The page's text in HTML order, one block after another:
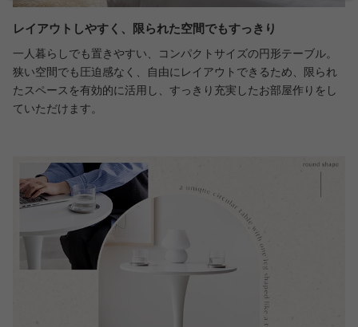
レイアウトしやすく、限られた空間でもすっきり
一人暮らしでも置きやすい、コンパクトサイズの円形テーブル。
狭い空間でも圧迫感なく、自由にレイアウトできるため、限られ
たスペースを有効的に活用し、すっきり充実したお部屋作りをし
ていただけます。